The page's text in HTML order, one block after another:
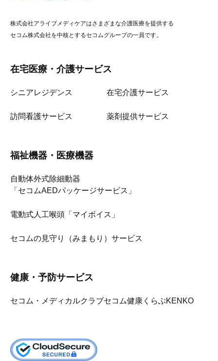
株式会社アライブメディケアはさまざまな介護医療を提供する
セコム株式会社を中核とするセコムグループの一員です。
在宅医療・介護サービス
シニアレジデンス 在宅介護サービス
訪問看護サービス 薬剤提供サービス
福祉機器・医療機器
自動体外式除細動器
「セコムAEDパッケージサービス」
電動式人工喉頭「マイボイス」
セコムの見守り（みまもり）サービス
健康・予防サービス
セコム・メディカルクラブセコム健康くらぶKENKO